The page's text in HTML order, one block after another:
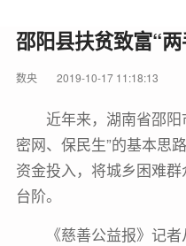
邵阳县扶贫致富“
数央 2019-10-17 11:18:13
近年来，湖南省邵
密网、保民生”的基本思
资金投入，将城乡困难
台阶。
《慈善公益报》记